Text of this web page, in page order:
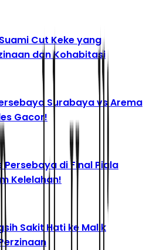
Cut Keke yang
dan Kohabitasi
Surabaya vs Arema
Gacor!
Persebaya di Final Piala
Kelelahan!
Sakit Hati ke Malik